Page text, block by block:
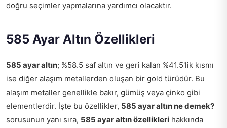
doğru seçimler yapmalarına yardımcı olacaktır.
585 Ayar Altın Özellikleri
585 ayar altın; %58.5 saf altın ve geri kalan %41.5'lik kısmı
ise diğer alaşım metallerden oluşan bir gold türüdür. Bu
alaşım metaller genellikle bakır, gümüş veya çinko gibi
elementlerdir. İşte bu özellikler, 585 ayar altın ne demek?
sorusunun yanı sıra, 585 ayar altın özellikleri hakkında